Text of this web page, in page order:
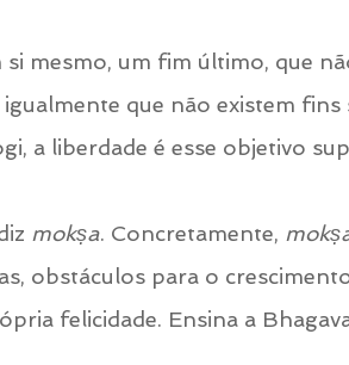
si mesmo, um fim último, que
que não existem fins
a liberdade é esse objetivo
mokṣa. Concretamente,
obstáculos para o
felicidade. Ensina a